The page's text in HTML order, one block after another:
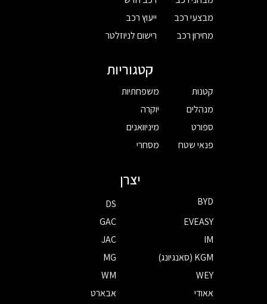
מבצעי רכב
מחירון רכב
ייעוץ רכב
רישום לניוזלטר
קטגוריות
קטנות
מנהלים
ספורט
פנאי שטח
משפחתיות
יוקרה
מיניוואנים
מסחרי
יצרן
BYD
DS
EVEASY
GAC
IM
JAC
KGM (סאנגיונג)
MG
WEY
WM
אאודי
אבארט